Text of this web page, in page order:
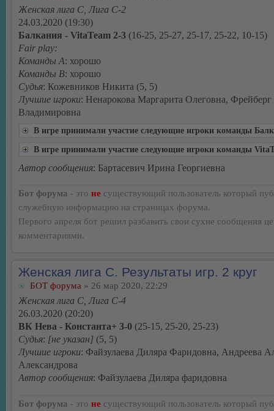
Женская лига С, Лига С-2
24.03.2020 (19:30)
Балкания - VitaTeam 2-3 (16-25, 25-27, 25-17, 25-22, 10-15)
Fair play:
Команды А: хорошо
Команды В: хорошо
Судья: Кожевников Никита (5, 5)
Лучшие игроки: Ненарокова Маргарита Олеговна, Фрейберг
Владимировна
В игре принимали участие следующие игроки команды
В игре принимали участие следующие игроки команды
Автор сообщения: Бартасевич Ирина Георгиевна
Бот форума - это не существующий пользователь который
служебную информацию на страницах форума.
Первого апреля бот решил разбавить свои сухие сообщения
комментариями.
Женская лига С. Результаты игр. 2 круг
БОТ форума » 26 мар 2020, 22:29
Женская лига С, Лига С-4
26.03.2020 (20:20)
ВК Нева - Константа+ 3-0 (25-15, 25-20, 25-23)
Судья: [не указан] (5, 5)
Лучшие игроки: Файзулаева Диляра Фаридовна, Андреева
Александрова
Автор сообщения: Файзулаева Диляра фаридовна
Бот форума - это не существующий пользователь который